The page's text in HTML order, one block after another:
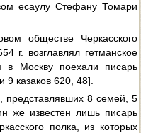
есаулу Стефану Томари
обществе Черкасского
г. возглавлял гетманское
Москву поехали писарь
9 казаков 620, 48].
представлявших 8 семей, 5
же известен лишь писарь
полка, из которых